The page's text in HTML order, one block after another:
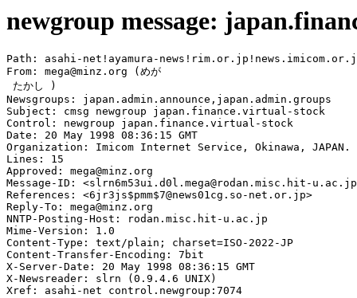
newgroup message:
Path: asahi-net!ayamura-
From: mega@minz.org (めが
たかし )
Newsgroups: japan.admin.announce,japan.admin.groups
Subject: cmsg newgroup japan.finance.virtual-stock
Control: newgroup japan.finance.virtual-stock
Date: 20 May 1998 08:36:15 GMT
Organization: Imicom Internet Service, Okinawa, JAPAN.
Lines: 15
Approved: mega@minz.org
Message-ID: <slrn6m53ui.d0l.mega@rodan.misc.hit-
References: <6jr3js$pmm$7@news01cg.so-net.or.jp>
Reply-To: mega@minz.org
NNTP-Posting-Host: rodan.misc.hit-u.ac.jp
Mime-Version: 1.0
Content-Type: text/plain; charset=ISO-2022-JP
Content-Transfer-Encoding: 7bit
X-Server-Date: 20 May 1998 08:36:15 GMT
X-Newsreader: slrn (0.9.4.6 UNIX)
Xref: asahi-net control.newgroup:7074